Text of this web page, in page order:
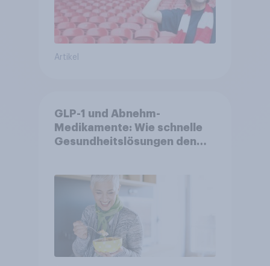
Artikel
GLP-1 und Abnehm-
Medikamente: Wie schnelle
Gesundheitslösungen den